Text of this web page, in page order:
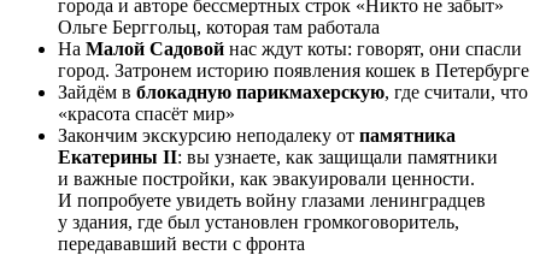
города и авторе бессмертных строк «Никто не забыт»
Ольге Берггольц, которая там работала
На Малой Садовой нас ждут коты: говорят, они спасли
город. Затронем историю появления кошек в Петербурге
Зайдём в блокадную парикмахерскую, где считали, что
«красота спасёт мир»
Закончим экскурсию неподалеку от памятника
Екатерины II: вы узнаете, как защищали памятники
и важные постройки, как эвакуировали ценности.
И попробуете увидеть войну глазами ленинградцев
у здания, где был установлен громкоговоритель,
передававший вести с фронта